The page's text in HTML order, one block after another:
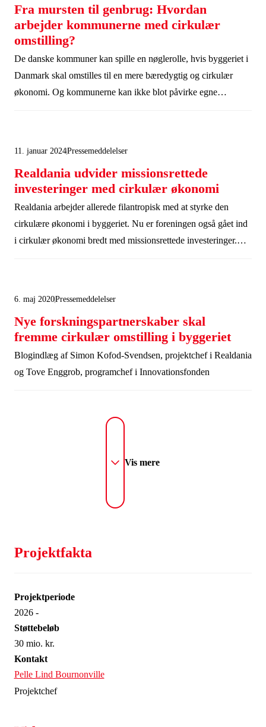
Fra mursten til genbrug: Hvordan
arbejder kommunerne med cirkulær
omstilling?
De danske kommuner kan spille en nøglerolle, hvis byggeriet i
Danmark skal omstilles til en mere bæredygtig og cirkulær
økonomi. Og kommunerne kan ikke blot påvirke egne
initiativer som genanvendelse af byggematerialer og selektiv
nedrivning.
11. januar 2024Pressemeddelelser
Realdania udvider missionsrettede
investeringer med cirkulær økonomi
Realdania arbejder allerede filantropisk med at styrke den
cirkulære økonomi i byggeriet. Nu er foreningen også gået ind
i cirkulær økonomi bredt med missionsrettede investeringer.
6. maj 2020Pressemeddelelser
Nye forskningspartnerskaber skal
fremme cirkulær omstilling i byggeriet
Blogindlæg af Simon Kofod-Svendsen, projektchef i Realdania
og Tove Enggrob, programchef i Innovationsfonden
Vis mere
Projektfakta
Projektperiode
2026 -
Støttebeløb
30 mio. kr.
Kontakt
Pelle Lind Bournonville
Projektchef